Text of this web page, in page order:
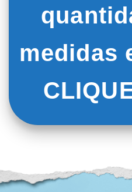
escolhidas
na
do
produto
medidas